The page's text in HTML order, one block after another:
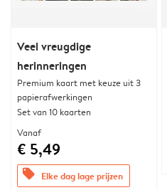
Veel vreugdige
herinneringen
Premium kaart met keuze uit 3
papierafwerkingen
Set van 10 kaarten
Vanaf
€ 5,49
offers Elke dag lage prijzen